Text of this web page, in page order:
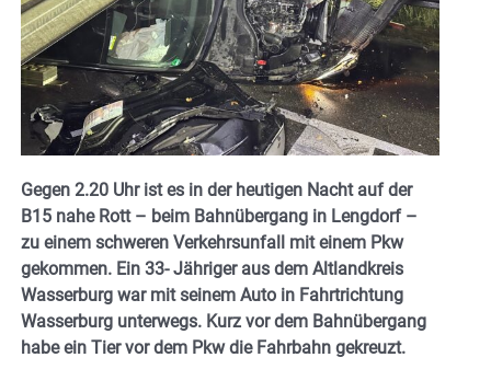
Gegen 2.20 Uhr ist es in der heutigen Nacht auf der
B15 nahe Rott – beim Bahnübergang in Lengdorf –
zu einem schweren Verkehrsunfall mit einem Pkw
gekommen. Ein 33- Jähriger aus dem Altlandkreis
Wasserburg war mit seinem Auto in Fahrtrichtung
Wasserburg unterwegs. Kurz vor dem Bahnübergang
habe ein Tier vor dem Pkw die Fahrbahn gekreuzt.